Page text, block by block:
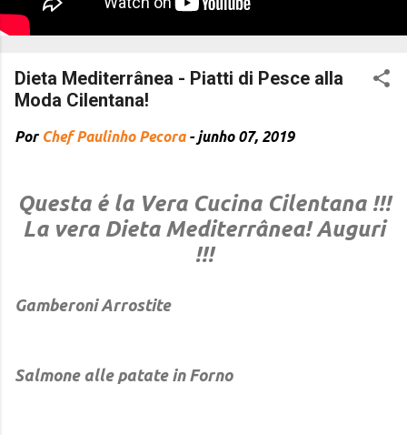
Dieta Mediterrânea - Piatti di Pesce alla
Moda Cilentana!
Por Chef Paulinho Pecora -junho 07, 2019
Questa é la Vera Cucina Cilentana !!!
La vera Dieta Mediterrânea! Auguri
!!!
Gamberoni Arrostite
Salmone alle patate in Forno